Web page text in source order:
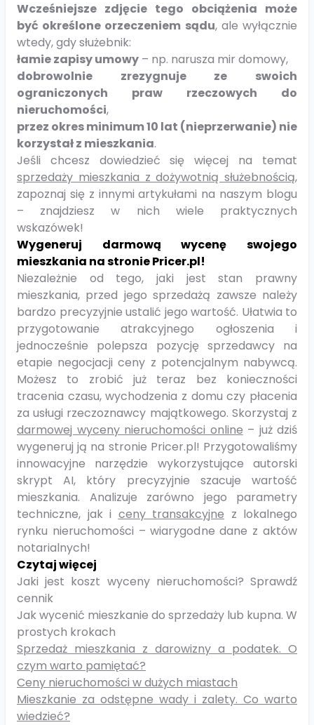
Wcześniejsze zdjęcie tego obciążenia może
być określone orzeczeniem sądu, ale wyłącznie
wtedy, gdy służebnik:
łamie zapisy umowy – np. narusza mir domowy,
dobrowolnie zrezygnuje ze swoich
ograniczonych praw rzeczowych do
nieruchomości,
przez okres minimum 10 lat (nieprzerwanie) nie
korzystał z mieszkania.
Jeśli chcesz dowiedzieć się więcej na temat
sprzedaży mieszkania z dożywotnią służebnością,
zapoznaj się z innymi artykułami na naszym blogu
– znajdziesz w nich wiele praktycznych
wskazówek!
Wygeneruj darmową wycenę swojego
mieszkania na stronie Pricer.pl!
Niezależnie od tego, jaki jest stan prawny
mieszkania, przed jego sprzedażą zawsze należy
bardzo precyzyjnie ustalić jego wartość. Ułatwia to
przygotowanie atrakcyjnego ogłoszenia i
jednocześnie polepsza pozycję sprzedawcy na
etapie negocjacji ceny z potencjalnym nabywcą.
Możesz to zrobić już teraz bez konieczności
tracenia czasu, wychodzenia z domu czy płacenia
za usługi rzeczoznawcy majątkowego. Skorzystaj z
darmowej wyceny nieruchomości online – już dziś
wygeneruj ją na stronie Pricer.pl! Przygotowaliśmy
innowacyjne narzędzie wykorzystujące autorski
skrypt AI, który precyzyjnie szacuje wartość
mieszkania. Analizuje zarówno jego parametry
techniczne, jak i ceny transakcyjne z lokalnego
rynku nieruchomości – wiarygodne dane z aktów
notarialnych!
Czytaj więcej
Jaki jest koszt wyceny nieruchomości? Sprawdź
cennik
Jak wycenić mieszkanie do sprzedaży lub kupna. W
prostych krokach
Sprzedaż mieszkania z darowizny a podatek. O
czym warto pamiętać?
Ceny nieruchomości w dużych miastach
Mieszkanie za odstępne wady i zalety. Co warto
wiedzieć?